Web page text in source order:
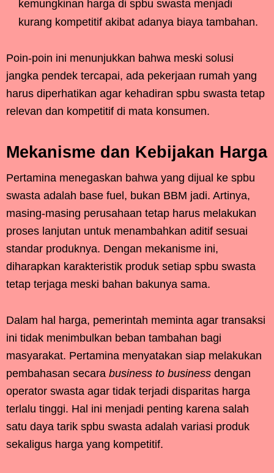
kemungkinan harga di spbu swasta menjadi
kurang kompetitif akibat adanya biaya tambahan.
Poin-poin ini menunjukkan bahwa meski solusi
jangka pendek tercapai, ada pekerjaan rumah yang
harus diperhatikan agar kehadiran spbu swasta tetap
relevan dan kompetitif di mata konsumen.
Mekanisme dan Kebijakan Harga
Pertamina menegaskan bahwa yang dijual ke spbu
swasta adalah base fuel, bukan BBM jadi. Artinya,
masing-masing perusahaan tetap harus melakukan
proses lanjutan untuk menambahkan aditif sesuai
standar produknya. Dengan mekanisme ini,
diharapkan karakteristik produk setiap spbu swasta
tetap terjaga meski bahan bakunya sama.
Dalam hal harga, pemerintah meminta agar transaksi
ini tidak menimbulkan beban tambahan bagi
masyarakat. Pertamina menyatakan siap melakukan
pembahasan secara business to business dengan
operator swasta agar tidak terjadi disparitas harga
terlalu tinggi. Hal ini menjadi penting karena salah
satu daya tarik spbu swasta adalah variasi produk
sekaligus harga yang kompetitif.